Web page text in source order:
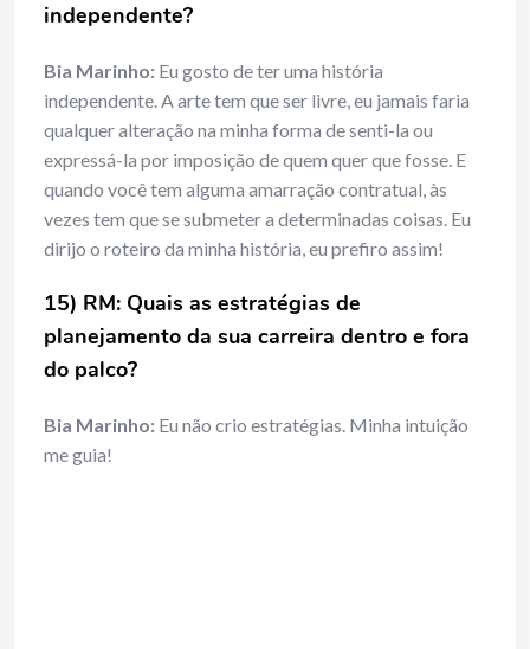
independente?
Bia Marinho: Eu gosto de ter uma história
independente. A arte tem que ser livre, eu jamais faria
qualquer alteração na minha forma de senti-la ou
expressá-la por imposição de quem quer que fosse. E
quando você tem alguma amarração contratual, às
vezes tem que se submeter a determinadas coisas. Eu
dirijo o roteiro da minha história, eu prefiro assim!
15) RM: Quais as estratégias de
planejamento da sua carreira dentro e fora
do palco?
Bia Marinho: Eu não crio estratégias. Minha intuição
me guia!